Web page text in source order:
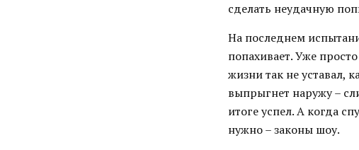
сделать неудачную
На последнем
попахивает. Уже
жизни так не уставал,
выпрыгнет наружу –
итоге успел. А когда
нужно – законы шоу.